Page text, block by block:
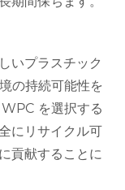
いプラスチック
の持続可能性を
を選択する
にリサイクル可
貢献することに